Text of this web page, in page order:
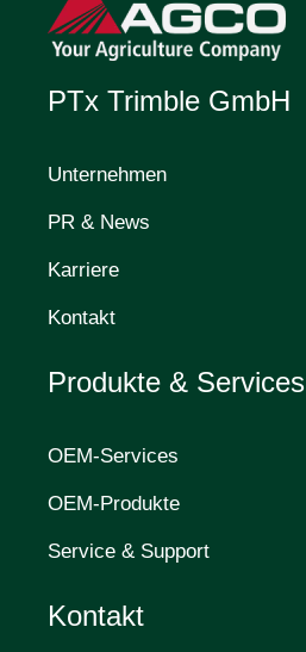
PTx Trimble GmbH
Unternehmen
PR & News
Karriere
Kontakt
Produkte & Services
OEM-Services
OEM-Produkte
Service & Support
Kontakt